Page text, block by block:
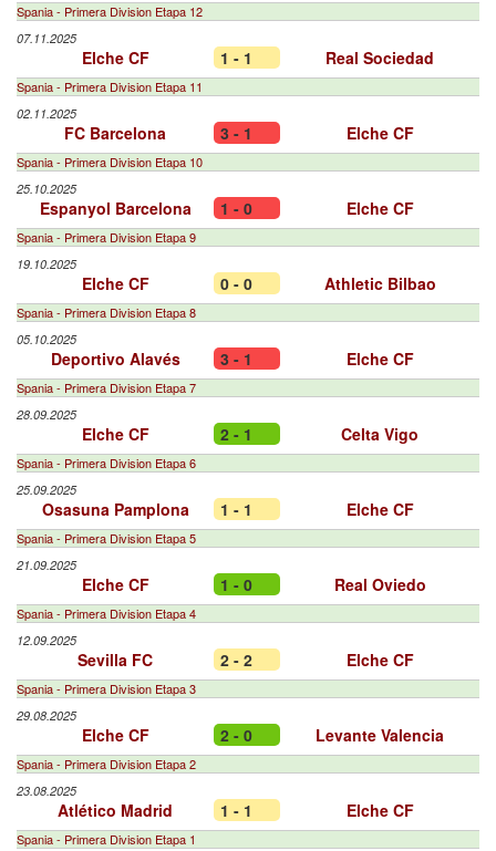
Spania - Primera Division Etapa 12
07.11.2025
Elche CF 1 - 1 Real Sociedad
Spania - Primera Division Etapa 11
02.11.2025
FC Barcelona 3 - 1 Elche CF
Spania - Primera Division Etapa 10
25.10.2025
Espanyol Barcelona 1 - 0 Elche CF
Spania - Primera Division Etapa 9
19.10.2025
Elche CF 0 - 0 Athletic Bilbao
Spania - Primera Division Etapa 8
05.10.2025
Deportivo Alavés 3 - 1 Elche CF
Spania - Primera Division Etapa 7
28.09.2025
Elche CF 2 - 1 Celta Vigo
Spania - Primera Division Etapa 6
25.09.2025
Osasuna Pamplona 1 - 1 Elche CF
Spania - Primera Division Etapa 5
21.09.2025
Elche CF 1 - 0 Real Oviedo
Spania - Primera Division Etapa 4
12.09.2025
Sevilla FC 2 - 2 Elche CF
Spania - Primera Division Etapa 3
29.08.2025
Elche CF 2 - 0 Levante Valencia
Spania - Primera Division Etapa 2
23.08.2025
Atlético Madrid 1 - 1 Elche CF
Spania - Primera Division Etapa 1